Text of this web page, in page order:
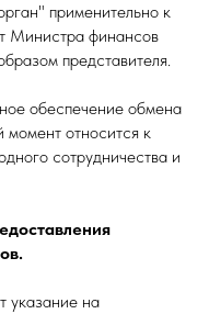
применительно к
Министра финансов
представителя.
обеспечение обмена
относится к
сотрудничества и
указание на